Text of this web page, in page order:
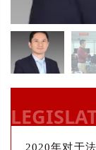
2020年对于